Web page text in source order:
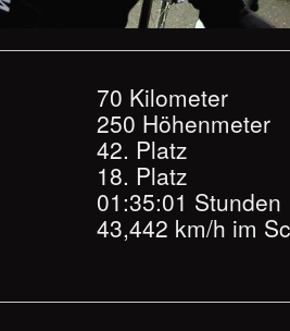
70 Kilometer
250 Höhenmeter
42. Platz
18. Platz
01:35:01 Stunden
43,442 km/h im